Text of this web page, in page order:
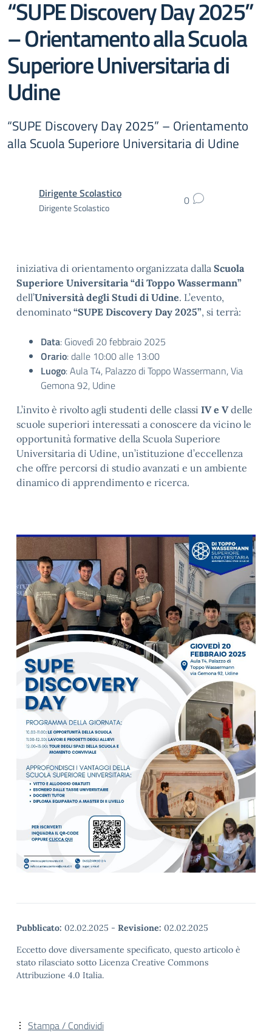
“SUPE Discovery Day 2025”
– Orientamento alla Scuola
Superiore Universitaria di
Udine
“SUPE Discovery Day 2025” – Orientamento
alla Scuola Superiore Universitaria di Udine
Dirigente Scolastico
Dirigente Scolastico 0
iniziativa di orientamento organizzata dalla Scuola
Superiore Universitaria “di Toppo Wassermann”
dell’Università degli Studi di Udine. L’evento,
denominato “SUPE Discovery Day 2025”, si terrà:
Data: Giovedì 20 febbraio 2025
Orario: dalle 10:00 alle 13:00
Luogo: Aula T4, Palazzo di Toppo Wassermann, Via
Gemona 92, Udine
L’invito è rivolto agli studenti delle classi IV e Vdelle
scuole superiori interessati a conoscere da vicino le
opportunità formative della Scuola Superiore
Universitaria di Udine, un’istituzione d’eccellenza
che offre percorsi di studio avanzati e un ambiente
dinamico di apprendimento e ricerca.
Pubblicato: 02.02.2025 - Revisione: 02.02.2025
Eccetto dove diversamente specificato, questo articolo è
stato rilasciato sotto Licenza Creative Commons
Attribuzione 4.0 Italia.
Stampa / Condividi